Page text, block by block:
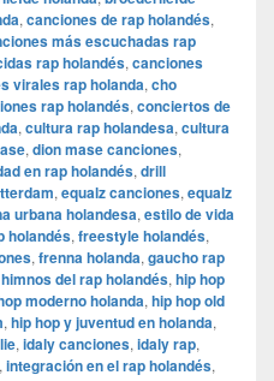
, canciones de rap holandés,
más escuchadas rap
rap holandés, canciones
virales rap holanda, cho
rap holandés, conciertos de
, cultura rap holandesa, cultura
, dion mase canciones,
en rap holandés, drill
, equalz canciones, equalz
urbana holandesa, estilo de vida
holandés, freestyle holandés,
, frenna holanda, gaucho rap
himnos del rap holandés, hip hop
moderno holanda, hip hop old
, hip hop y juventud en holanda,
, idaly canciones, idaly rap,
, integración en el rap holandés,